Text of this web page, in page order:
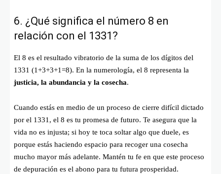
6. ¿Qué significa el número 8 en
relación con el 1331?
El 8 es el resultado vibratorio de la suma de los dígitos del
1331 (1+3+3+1=8). En la numerología, el 8 representa la
justicia, la abundancia y la cosecha.
Cuando estás en medio de un proceso de cierre difícil dictado
por el 1331, el 8 es tu promesa de futuro. Te asegura que la
vida no es injusta; si hoy te toca soltar algo que duele, es
porque estás haciendo espacio para recoger una cosecha
mucho mayor más adelante. Mantén tu fe en que este proceso
de depuración es el abono para tu futura prosperidad.